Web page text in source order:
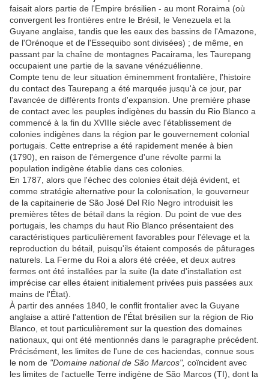
faisait alors partie de l'Empire brésilien - au mont Roraima (où
convergent les frontières entre le Brésil, le Venezuela et la
Guyane anglaise, tandis que les eaux des bassins de l'Amazone,
de l'Orénoque et de l'Essequibo sont divisées) ; de même, en
passant par la chaîne de montagnes Pacairama, les Taurepang
occupaient une partie de la savane vénézuélienne.
Compte tenu de leur situation éminemment frontalière, l'histoire
du contact des Taurepang a été marquée jusqu'à ce jour, par
l'avancée de différents fronts d'expansion. Une première phase
de contact avec les peuples indigènes du bassin du Rio Blanco a
commencé à la fin du XVIIIe siècle avec l'établissement de
colonies indigènes dans la région par le gouvernement colonial
portugais. Cette entreprise a été rapidement menée à bien
(1790), en raison de l'émergence d'une révolte parmi la
population indigène établie dans ces colonies.
En 1787, alors que l'échec des colonies était déjà évident, et
comme stratégie alternative pour la colonisation, le gouverneur
de la capitainerie de São José Del Río Negro introduisit les
premières têtes de bétail dans la région. Du point de vue des
portugais, les champs du haut Rio Blanco présentaient des
caractéristiques particulièrement favorables pour l'élevage et la
reproduction du bétail, puisqu'ils étaient composés de pâturages
naturels. La Ferme du Roi a alors été créée, et deux autres
fermes ont été installées par la suite (la date d'installation est
imprécise car elles étaient initialement privées puis passées aux
mains de l'État).
À partir des années 1840, le conflit frontalier avec la Guyane
anglaise a attiré l'attention de l'État brésilien sur la région de Rio
Blanco, et tout particulièrement sur la question des domaines
nationaux, qui ont été mentionnés dans le paragraphe précédent.
Précisément, les limites de l'une de ces haciendas, connue sous
le nom de "Domaine national de São Marcos", coïncident avec
les limites de l'actuelle Terre indigène de São Marcos (TI), dont la